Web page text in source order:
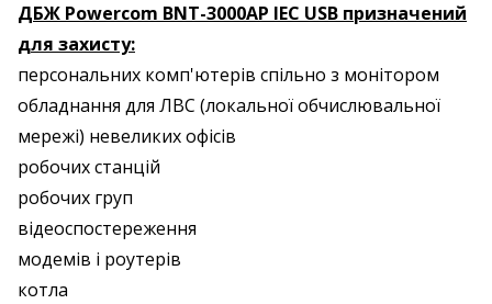
ДБЖ Powercom BNT-3000AP IEC USB призначений
для захисту:
персональних комп'ютерів спільно з монітором
обладнання для ЛВС (локальної обчислювальної
мережі) невеликих офісів
робочих станцій
робочих груп
відеоспостереження
модемів і роутерів
котла